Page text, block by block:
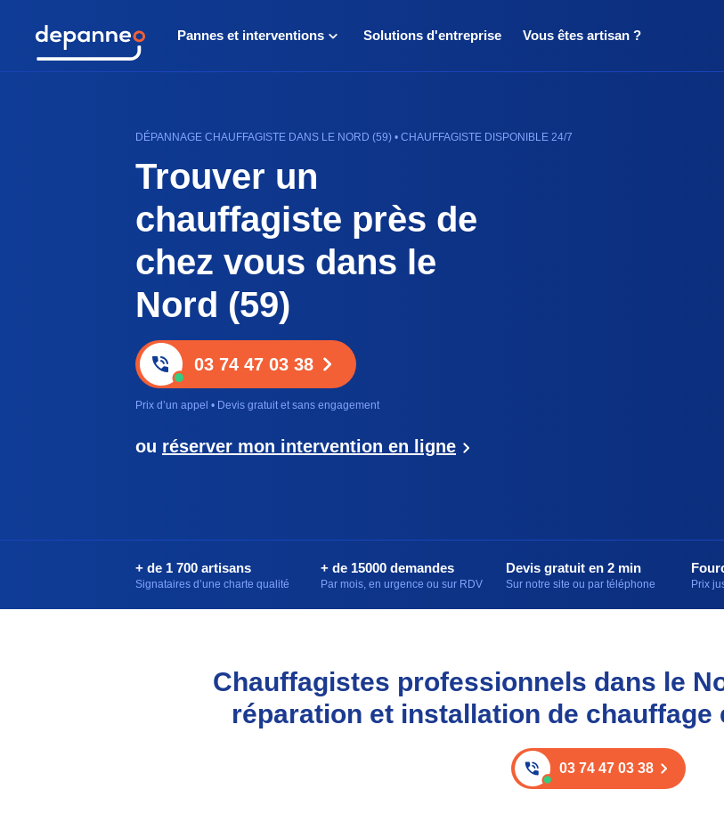
Pannes et interventions Solutions d'entreprise Vous êtes artisan ?
DÉPANNAGE CHAUFFAGISTE DANS LE NORD (59) • CHAUFFAGISTE DISPONIBLE 24/7
Trouver un
chauffagiste près de
chez vous dans le
Nord (59)
03 74 47 03 38
Prix d’un appel • Devis gratuit et sans engagement
ou réserver mon intervention en ligne
+ de 1 700 artisans
Signataires d’une charte qualité
+ de 15000 demandes
Par mois, en urgence ou sur RDV
Devis gratuit en 2 min
Sur notre site ou par téléphone Prix
Chauffagistes professionnels dans le
réparation et installation de chauffage
03 74 47 03 38